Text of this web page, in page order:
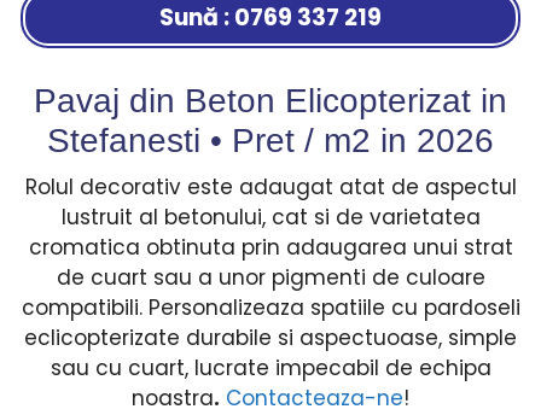
Sună : 0769 337 219
Pavaj din Beton Elicopterizat in
Stefanesti • Pret / m2 in 2026
Rolul decorativ este adaugat atat de aspectul
lustruit al betonului, cat si de varietatea
cromatica obtinuta prin adaugarea unui strat
de cuart sau a unor pigmenti de culoare
compatibili. Personalizeaza spatiile cu pardoseli
eclicopterizate durabile si aspectuoase, simple
sau cu cuart, lucrate impecabil de echipa
noastra. Contacteaza-ne!